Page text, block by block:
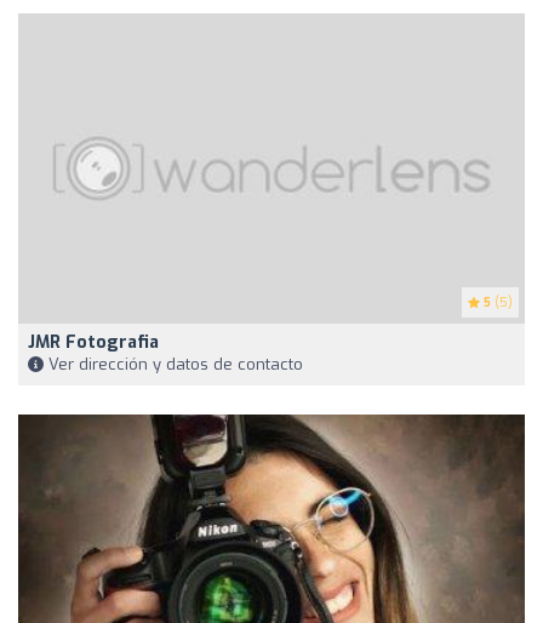
5 (5)
JMR Fotografia
Ver dirección y datos de contacto